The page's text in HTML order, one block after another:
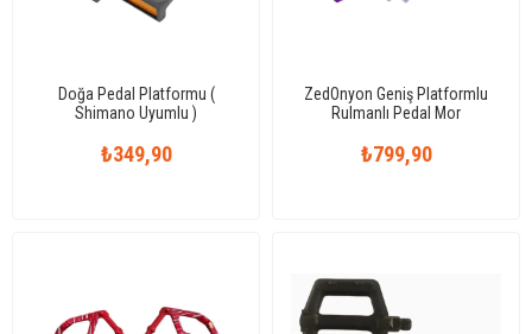
Doğa Pedal Platformu (
Shimano Uyumlu )
₺349,90
ZedOnyon Geniş Platformlu
Rulmanlı Pedal Mor
₺799,90